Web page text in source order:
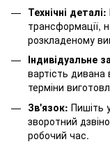
Технічні деталі:
трансформації,
розкладеному
Індивідуальне
вартість дивана
терміни
Зв'язок: Пишіть
зворотний
робочий час.